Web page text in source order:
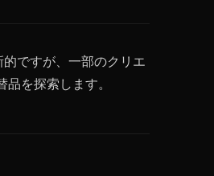
ですが、一部のクリエ
を探索します。